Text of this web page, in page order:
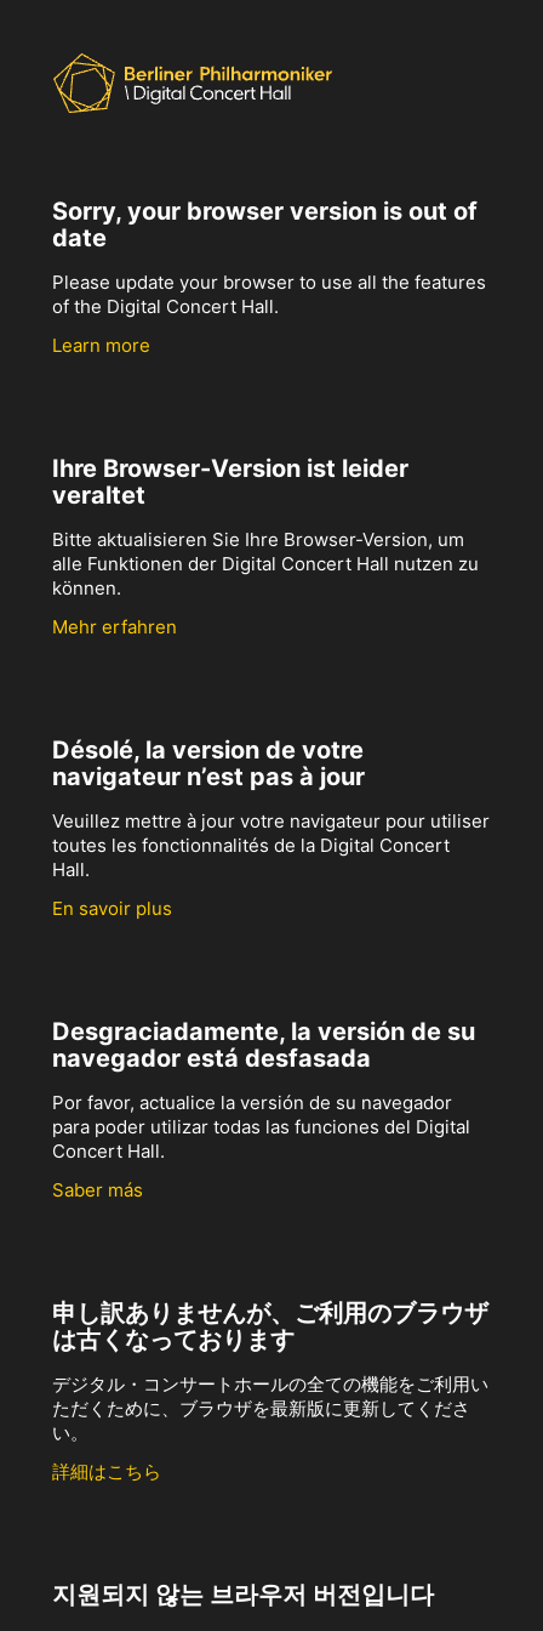
Sorry, your browser version is out of
date
Please update your browser to use all the features
of the Digital Concert Hall.
Learn more
Ihre Browser-Version ist leider
veraltet
Bitte aktualisieren Sie Ihre Browser-Version, um
alle Funktionen der Digital Concert Hall nutzen zu
können.
Mehr erfahren
Désolé, la version de votre
navigateur n’est pas à jour
Veuillez mettre à jour votre navigateur pour utiliser
toutes les fonctionnalités de la Digital Concert
Hall.
En savoir plus
Desgraciadamente, la versión de su
navegador está desfasada
Por favor, actualice la versión de su navegador
para poder utilizar todas las funciones del Digital
Concert Hall.
Saber más
申し訳ありませんが、ご利用のブラウザ
は古くなっております
デジタル・コンサートホールの全ての機能をご利用い
ただくために、ブラウザを最新版に更新してくださ
い。
詳細はこちら
지원되지 않는 브라우저 버전입니다